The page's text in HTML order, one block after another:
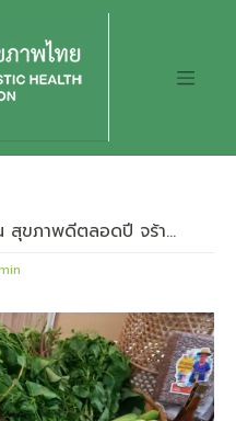
สุขภาพดีตลอดปี จร้า…